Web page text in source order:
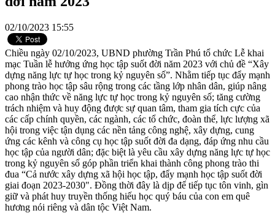
02/10/2023 15:55
Chiều ngày 02/10/2023, UBND phường Trần Phú tổ chức Lễ khai
mạc Tuần lễ hưởng ứng học tập suốt đời năm 2023 với chủ đề “Xây
dựng năng lực tự học trong kỷ nguyên số”. Nhằm tiếp tục đẩy mạnh
phong trào học tập sâu rộng trong các tầng lớp nhân dân, giúp nâng
cao nhận thức về năng lực tự học trong kỷ nguyên số; tăng cường
trách nhiệm và huy động được sự quan tâm, tham gia tích cực của
các cấp chính quyền, các ngành, các tổ chức, đoàn thể, lực lượng xã
hội trong việc tận dụng các nền tảng công nghệ, xây dựng, cung
ứng các kênh và công cụ học tập suốt đời đa dạng, đáp ứng nhu cầu
học tập của người dân; đặc biệt là yêu cầu xây dựng năng lực tự học
trong kỷ nguyên số góp phần triển khai thành công phong trào thi
đua “Cả nước xây dựng xã hội học tập, đẩy mạnh học tập suốt đời
giai đoạn 2023-2030". Đồng thời đây là dịp để tiếp tục tôn vinh, gìn
giữ và phát huy truyền thống hiếu học quý báu của con em quê
hương nói riêng và dân tộc Việt Nam.